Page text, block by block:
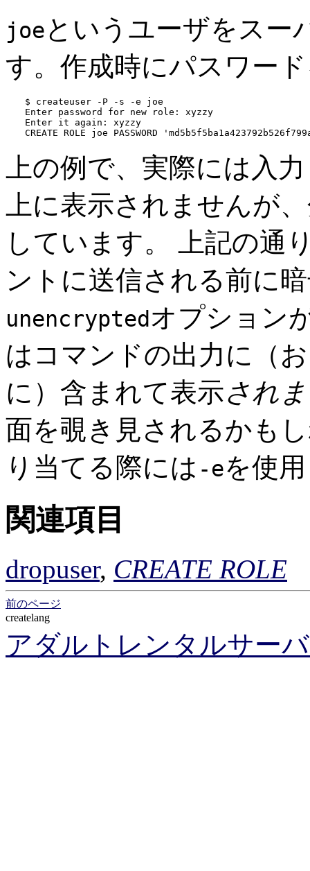
joeというユーザをスー
す。作成時にパスワー
$ createuser -P -s -e joe
Enter password for new role: xyzzy
Enter it again: xyzzy
CREATE ROLE joe PASSWORD
上の例で、実際には入
上に表示されませんが
しています。 上記の通
ントに送信される前に
unencryptedオプション
はコマンドの出力に（
に）含まれて表示され
面を覗き見されるかも
り当てる際には -eを使
関連項目
dropuser, CREATE ROLE
前のページ
createlang
アダルトレンタルサー